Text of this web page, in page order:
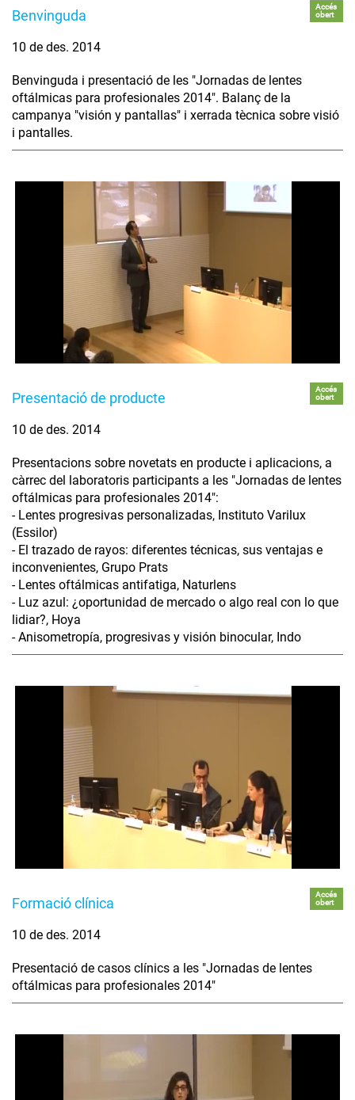
Benvinguda
Accés
obert
10 de des. 2014
Benvinguda i presentació de les "Jornadas de lentes
oftálmicas para profesionales 2014". Balanç de la
campanya "visión y pantallas" i xerrada tècnica sobre visió
i pantalles.
Presentació de producte
Accés
obert
10 de des. 2014
Presentacions sobre novetats en producte i aplicacions, a
càrrec del laboratoris participants a les "Jornadas de lentes
oftálmicas para profesionales 2014":
- Lentes progresivas personalizadas, Instituto Varilux
(Essilor)
- El trazado de rayos: diferentes técnicas, sus ventajas e
inconvenientes, Grupo Prats
- Lentes oftálmicas antifatiga, Naturlens
- Luz azul: ¿oportunidad de mercado o algo real con lo que
lidiar?, Hoya
- Anisometropía, progresivas y visión binocular, Indo
Formació clínica
Accés
obert
10 de des. 2014
Presentació de casos clínics a les "Jornadas de lentes
oftálmicas para profesionales 2014"